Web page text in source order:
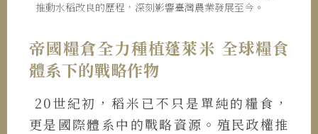
推動水稻改良的歷程，深刻影響臺灣農業發展至今。
帝國糧倉全力種植蓬萊米 全球糧食
體系下的戰略作物
20世紀初，稻米已不只是單純的糧食，
更是國際體系中的戰略資源。殖民政權推